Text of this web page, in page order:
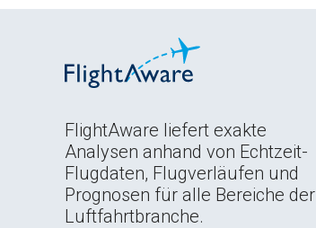
FlightAware liefert exakte
Analysen anhand von Echtzeit-
Flugdaten, Flugverläufen und
Prognosen für alle Bereiche der
Luftfahrtbranche.